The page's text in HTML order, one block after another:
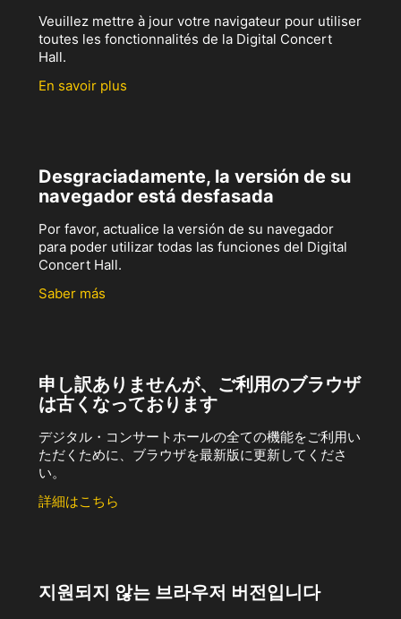
Veuillez mettre à jour votre navigateur pour utiliser
toutes les fonctionnalités de la Digital Concert
Hall.
En savoir plus
Desgraciadamente, la versión de su
navegador está desfasada
Por favor, actualice la versión de su navegador
para poder utilizar todas las funciones del Digital
Concert Hall.
Saber más
申し訳ありませんが、ご利用のブラウザ
は古くなっております
デジタル・コンサートホールの全ての機能をご利用い
ただくために、ブラウザを最新版に更新してくださ
い。
詳細はこちら
지원되지 않는 브라우저 버전입니다